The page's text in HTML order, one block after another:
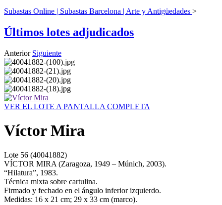
Subastas Online | Subastas Barcelona | Arte y Antigüedades >
Últimos lotes adjudicados
Anterior Siguiente
VER EL LOTE A PANTALLA COMPLETA
Víctor Mira
Lote 56 (40041882)
VÍCTOR MIRA (Zaragoza, 1949 – Múnich, 2003).
“Hilatura”, 1983.
Técnica mixta sobre cartulina.
Firmado y fechado en el ángulo inferior izquierdo.
Medidas: 16 x 21 cm; 29 x 33 cm (marco).